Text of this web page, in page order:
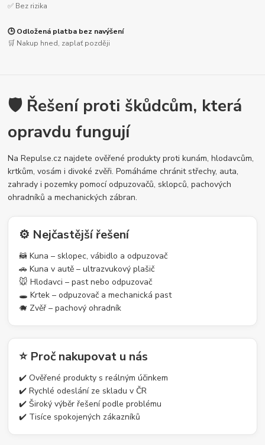
✅ Bez rizika
🕒 Odložená platba bez navýšení
🛒 Nakup hned, zaplať později
🛡️ Řešení proti škůdcům, která
opravdu fungují
Na Repulse.cz najdete ověřené produkty proti kunám, hlodavcům,
krtkům, vosám i divoké zvěři. Pomáháme chránit střechy, auta,
zahrady i pozemky pomocí odpuzovačů, sklopců, pachových
ohradníků a mechanických zábran.
⚙️ Nejčastější řešení
🦝 Kuna – sklopec, vábidlo a odpuzovač
🚗 Kuna v autě – ultrazvukový plašič
🐭 Hlodavci – past nebo odpuzovač
🕳️ Krtek – odpuzovač a mechanická past
🐗 Zvěř – pachový ohradník
⭐ Proč nakupovat u nás
✔️ Ověřené produkty s reálným účinkem
✔️ Rychlé odeslání ze skladu v ČR
✔️ Široký výběr řešení podle problému
✔️ Tisíce spokojených zákazníků